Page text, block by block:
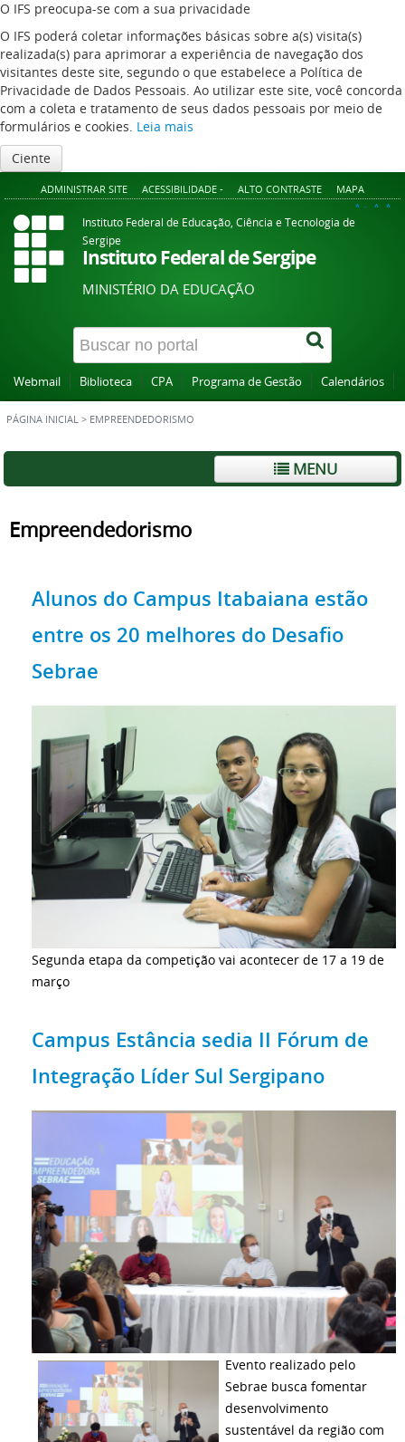
O IFS preocupa-se com a sua privacidade
O IFS poderá coletar informações básicas sobre a(s) visita(s)
realizada(s) para aprimorar a experiência de navegação dos
visitantes deste site, segundo o que estabelece a Política de
Privacidade de Dados Pessoais. Ao utilizar este site, você concorda
com a coleta e tratamento de seus dados pessoais por meio de
formulários e cookies. Leia mais
Ciente
ADMINISTRAR SITE ACESSIBILIDADE - ALTO CONTRASTE MAPA
A+ A A-
Instituto Federal de Educação, Ciência e Tecnologia de
Sergipe
Instituto Federal de Sergipe
MINISTÉRIO DA EDUCAÇÃO
Webmail Biblioteca CPA Programa de Gestão Calendários
PÁGINA INICIAL > EMPREENDEDORISMO
MENU
Empreendedorismo
Alunos do Campus Itabaiana estão
entre os 20 melhores do Desafio
Sebrae
Segunda etapa da competição vai acontecer de 17 a 19 de
março
Campus Estância sedia II Fórum de
Integração Líder Sul Sergipano
Evento realizado pelo
Sebrae busca fomentar
desenvolvimento
sustentável da região com